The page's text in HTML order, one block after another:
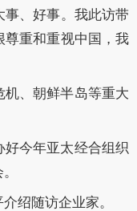
事、好事。我此访带
尊重和重视中国，我
、朝鲜半岛等重大
今年亚太经合组织
绍随访企业家。